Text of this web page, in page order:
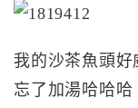
我的沙茶魚頭
忘了加湯哈哈哈